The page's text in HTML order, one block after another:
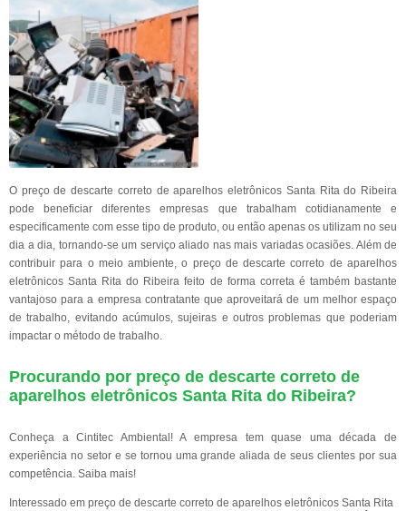
O preço de descarte correto de aparelhos eletrônicos Santa Rita do Ribeira
pode beneficiar diferentes empresas que trabalham cotidianamente e
especificamente com esse tipo de produto, ou então apenas os utilizam no seu
dia a dia, tornando-se um serviço aliado nas mais variadas ocasiões. Além de
contribuir para o meio ambiente, o preço de descarte correto de aparelhos
eletrônicos Santa Rita do Ribeira feito de forma correta é também bastante
vantajoso para a empresa contratante que aproveitará de um melhor espaço
de trabalho, evitando acúmulos, sujeiras e outros problemas que poderiam
impactar o método de trabalho.
Procurando por preço de descarte correto de
aparelhos eletrônicos Santa Rita do Ribeira?
Conheça a Cintitec Ambiental! A empresa tem quase uma década de
experiência no setor e se tornou uma grande aliada de seus clientes por sua
competência. Saiba mais!
Interessado em preço de descarte correto de aparelhos eletrônicos Santa Rita